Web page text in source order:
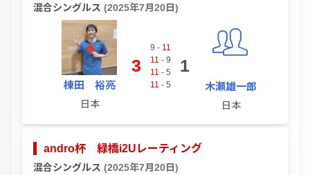
混合シングルス (2025年7月20日)
棟田 裕亮
日本
3
9 - 11
11 - 9
11 - 5
11 - 5
1
木瀬雄一郎
日本
andro杯 緑橋i2Uレーティング
混合シングルス (2025年7月20日)